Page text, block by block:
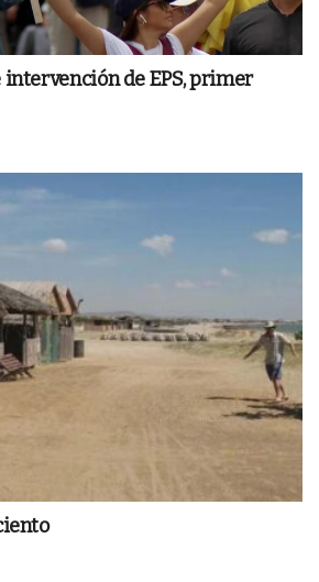
de EPS, primer